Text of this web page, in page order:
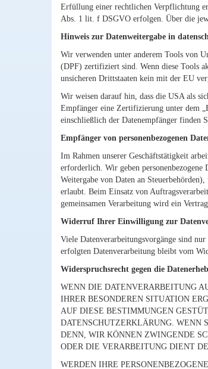
Erfüllung einer rechtlichen Verpflichtung
Abs. 1 lit. f DSGVO erfolgen. Über die
Hinweis zur Datenweitergabe in
Wir verwenden unter anderem Tools von
(DPF) zertifiziert sind. Wenn diese Tools
unsicheren Drittstaaten kein mit der EU
Wir weisen darauf hin, dass die USA als
Empfänger eine Zertifizierung unter dem
einschließlich der Datenempfänger finden
Empfänger von personenbezogenen
Im Rahmen unserer Geschäftstätigkeit
erforderlich. Wir geben
Weitergabe von Daten an
erlaubt. Beim Einsatz von
gemeinsamen Verarbeitung wird ein
Widerruf Ihrer Einwilligung zur
Viele Datenverarbeitungsvorgänge sind
erfolgten Datenverarbeitung bleibt vom
Widerspruchsrecht gegen die
WENN DIE DATENVERARBEITUNG
IHRER BESONDEREN SITUATION
AUF DIESE BESTIMMUNGEN
DATENSCHUTZERKLÄRUNG. WENN
DENN, WIR KÖNNEN ZWINGENDE
ODER DIE VERARBEITUNG DIENT
WERDEN IHRE